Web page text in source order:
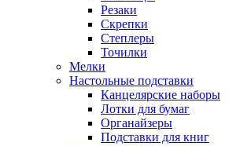
Резаки
Скрепки
Степлеры
Точилки
Мелки
Настольные подставки
Канцелярские наборы
Лотки для бумаг
Органайзеры
Подставки для книг